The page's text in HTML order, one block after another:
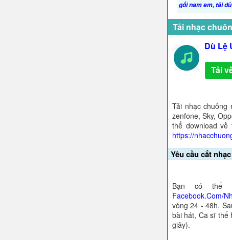
gối nam em,tải
Tải nhạc
Dù Lệ
Tải
Tải nhạc chuông
zenfone, Sky,
thể download
https://
Yêu cầu cắt
Bạn có thể
Facebook.Com/
vòng 24 - 48h.
bài hát, Ca sĩ thể
giây).